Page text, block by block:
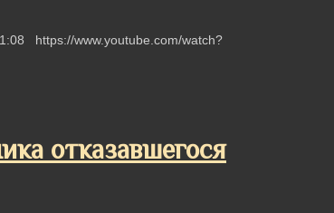
https://www.youtube.com/watch?
отказавшегося